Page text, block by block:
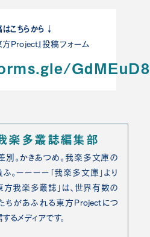
こちらから↓
Project』投稿フォーム
楽多叢誌編集部
別。かきあつめ。我楽多文庫の
。ーーーー「我楽多文庫」より
方我楽多叢誌」は、世界有数の
たちがあふれる東方Projectにつ
るメディアです。